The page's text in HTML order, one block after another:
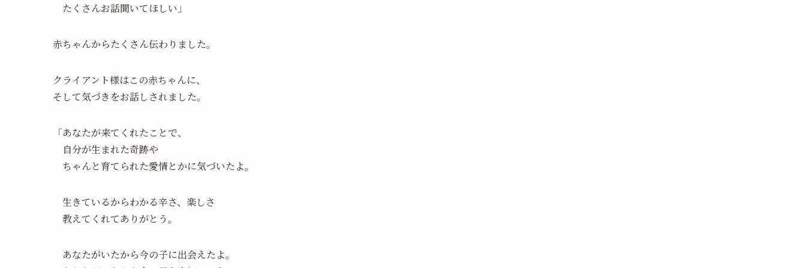
たくさんお話聞いてほしい」
赤ちゃんからたくさん伝わりました。
クライアント様はこの赤ちゃんに、
そして気づきをお話しされました。
「あなたが来てくれたことで、
自分が生まれた奇跡や
ちゃんと育てられた愛情とかに気づいたよ。
生きているからわかる辛さ、楽しさ
教えてくれてありがとう。
あなたがいたから今の子に出会えたよ。